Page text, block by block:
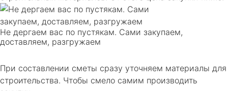
Не дергаем вас по пустякам. Сами закупаем,
доставляем, разгружаем
При составлении сметы сразу уточняем материалы для
строительства. Чтобы смело самим производить